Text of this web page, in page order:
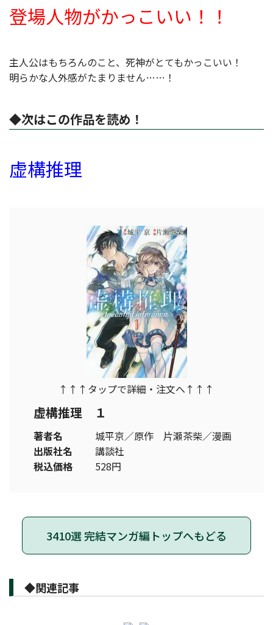
登場人物がかっこいい！！
主人公はもちろんのこと、死神がとてもかっこいい！
明らかな人外感がたまりません……！
◆次はこの作品を読め！
虚構推理
↑↑↑タップで詳細・注文へ↑↑↑
虚構推理 １
著者名
城平京／原作 片瀬茶柴／漫画
出版社名
講談社
税込価格
528円
3410選 完結マンガ編トップへもどる
◆関連記事